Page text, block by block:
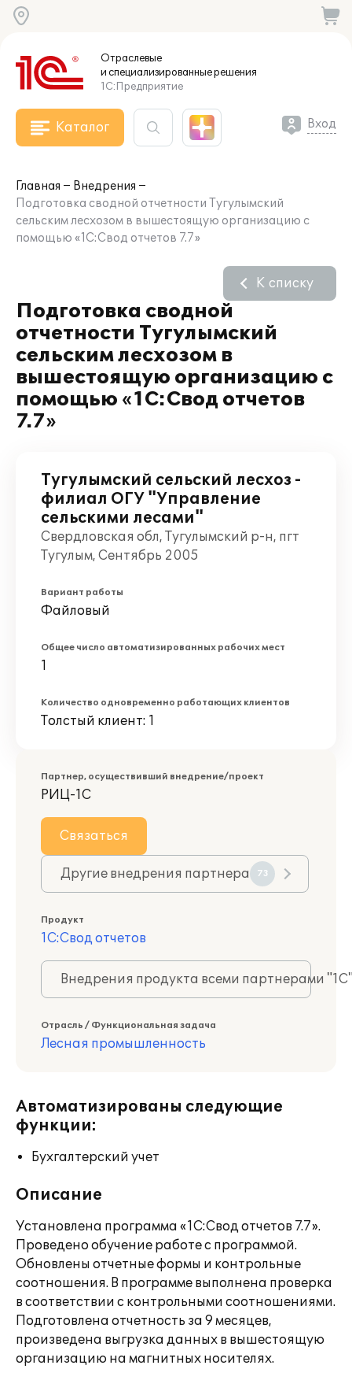
Отраслевые
и специализированныерешения
1С:Предприятие
Каталог Вход
Главная
Внедрения
Подготовка сводной отчетности Тугулымский
сельским лесхозом в вышестоящую организацию с
помощью «1С:Свод отчетов 7.7»
Подготовка сводной
отчетности Тугулымский
сельским лесхозом в
вышестоящую организацию с
помощью «1С:Свод отчетов
7.7»
К списку
Тугулымский сельский лесхоз -
филиал ОГУ "Управление
сельскими лесами"
Свердловская обл, Тугулымский р-н, пгт
Тугулым, Сентябрь 2005
Вариант работы
Файловый
Общее число автоматизированных рабочих мест
1
Количество одновременно работающих клиентов
Толстый клиент: 1
Партнер, осуществивший внедрение/проект
РИЦ-1С
Связаться
Другие внедрения партнера 73
Продукт
1С:Свод отчетов
Внедрения продукта всеми партнерами
Отрасль / Функциональная задача
Лесная промышленность
Автоматизированы следующие
функции:
Бухгалтерский учет
Описание
Установлена программа «1С:Свод отчетов 7.7».
Проведено обучение работе с программой.
Обновлены отчетные формы и контрольные
соотношения. В программе выполнена проверка
в соответствии с контрольными соотношениями.
Подготовлена отчетность за 9 месяцев,
произведена выгрузка данных в вышестоящую
организацию на магнитных носителях.